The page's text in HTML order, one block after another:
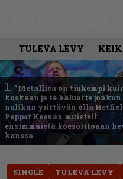
TULEVA LEVY
1. ”Metallica on tiukempi
koskaan ja te haluatte jonkun
nulikan yrittävän olla
Pepper Keenan muisteli
ensimmäistä koesoittoaan
kanssa
SINGLE TULEVA LEVY